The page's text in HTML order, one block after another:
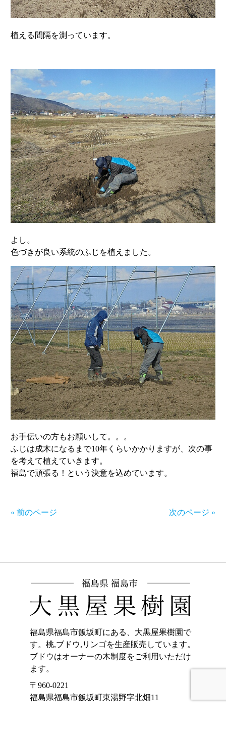
植える間隔を測っています。
よし。
色づきが良い系統のふじを植えました。
お手伝いの方もお願いして。。。
ふじは成木になるまで10年くらいかかりますが、次の事
を考えて植えていきます。
福島で頑張る！という決意を込めています。
« 前のページ 次のページ »
福島県福島市飯坂町にある、大黒屋果樹園で
す。桃,ブドウ,リンゴを生産販売しています。
ブドウはオーナーの木制度をご利用いただけ
ます。
〒960-0221
福島県福島市飯坂町東湯野字北畑11